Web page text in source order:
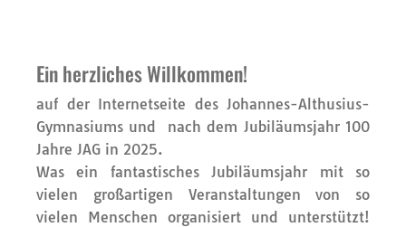
Ein herzliches Willkommen!
auf der Internetseite des Johannes-Althusius-
Gymnasiums und nach dem Jubiläumsjahr 100
Jahre JAG in 2025.
Was ein fantastisches Jubiläumsjahr mit so
vielen großartigen Veranstaltungen von so
vielen Menschen organisiert und unterstützt!